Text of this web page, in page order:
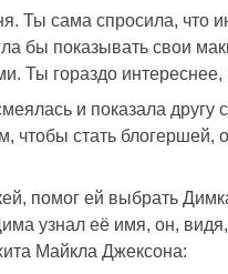
Ты сама спросила, что
бы показывать свои
Ты гораздо
и показала
чтобы стать блогершей,
помог ей выбрать
узнал её имя, он,
Майкла Джексона: